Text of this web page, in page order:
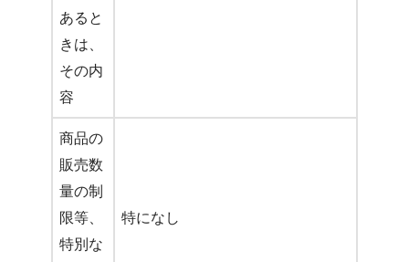
あると
きは、
その内
容
商品の
販売数
量の制
限等、
特別な
特になし